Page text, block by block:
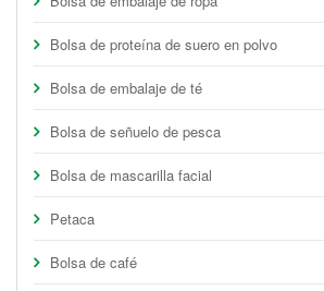
Bolsa de proteína de suero en polvo
Bolsa de embalaje de té
Bolsa de señuelo de pesca
Bolsa de mascarilla facial
Petaca
Bolsa de café